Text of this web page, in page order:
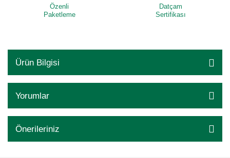
Özenli
Paketleme
Datçam
Sertifikası
Ürün Bilgisi
Yorumlar
Önerileriniz